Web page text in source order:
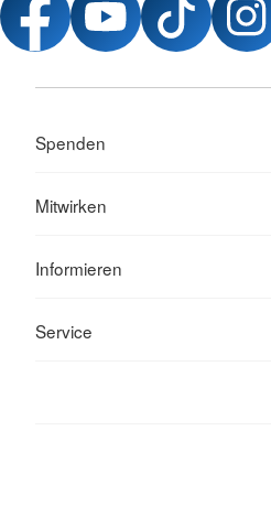
Spenden
Mitwirken
Informieren
Service